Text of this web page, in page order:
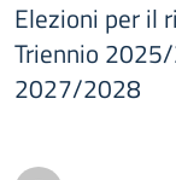
Elezioni per il
Triennio
2027/2028